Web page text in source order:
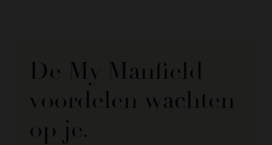
De My Manfield
voordelen wachten
op je.